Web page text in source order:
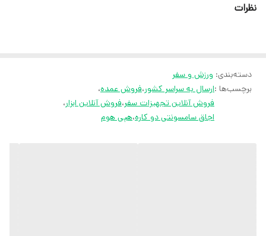
نظرات
دسته‌بندی: ورزش و سفر
برچسب‌ها :ارسال به سراسر کشور،فروش عمده،
فروش آنلاین تجهیزات سفر،فروش آنلاین ابزار،
اجاق سامسونتی دو کاره،هپی هوم